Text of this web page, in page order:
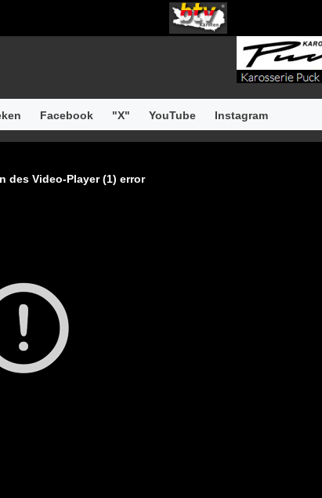
Facebook "X" YouTube Instagram
des Video-Player (1) error